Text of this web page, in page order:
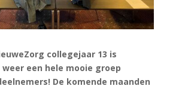
collegejaar 13 is
een hele mooie groep
De komende maanden